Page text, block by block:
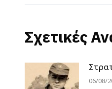
Σχετικές
06/08/